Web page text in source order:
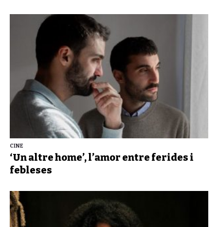
CINE
‘Un altre home’, l’amor entre ferides i
febleses